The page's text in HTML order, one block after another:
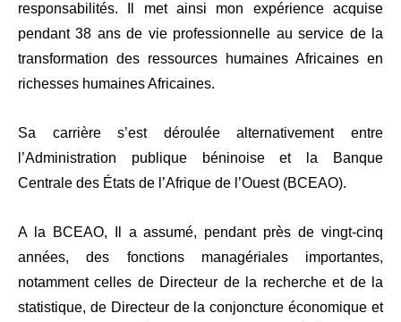
responsabilités. Il met ainsi mon expérience acquise
pendant 38 ans de vie professionnelle au service de la
transformation des ressources humaines Africaines en
richesses humaines Africaines.
Sa carrière s’est déroulée alternativement entre
l’Administration publique béninoise et la Banque
Centrale des États de l’Afrique de l’Ouest (BCEAO).
A la BCEAO, Il a assumé, pendant près de vingt-cinq
années, des fonctions managériales importantes,
notamment celles de Directeur de la recherche et de la
statistique, de Directeur de la conjoncture économique et